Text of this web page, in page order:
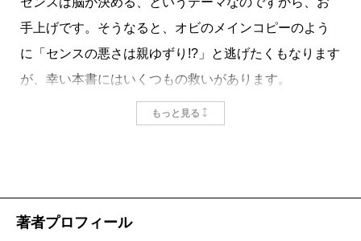
つまり、日本語を身につける時期に、ほかの言
葉を覚えさえようとすれば、どの言葉も中途半端
になってしまう可能性があるということです。著
者が勤める大学にも、言語能力に問題のある帰国
子女は少なくないといいます。
日本語を身につけてから外国語を学んでも、け
疎通に問題はないのですから。
手上げです。そうなると、オビのメインコピーのよう
に「センスの悪さは親ゆずり!?」と逃げたくもなります
が、幸い本書にはいくつもの救いがあります。
まずは、本書でいうセンスとは、英語のsenseつまり
は、人類が生き残っていくために必要なものだったの
もっと見る
著者プロフィール